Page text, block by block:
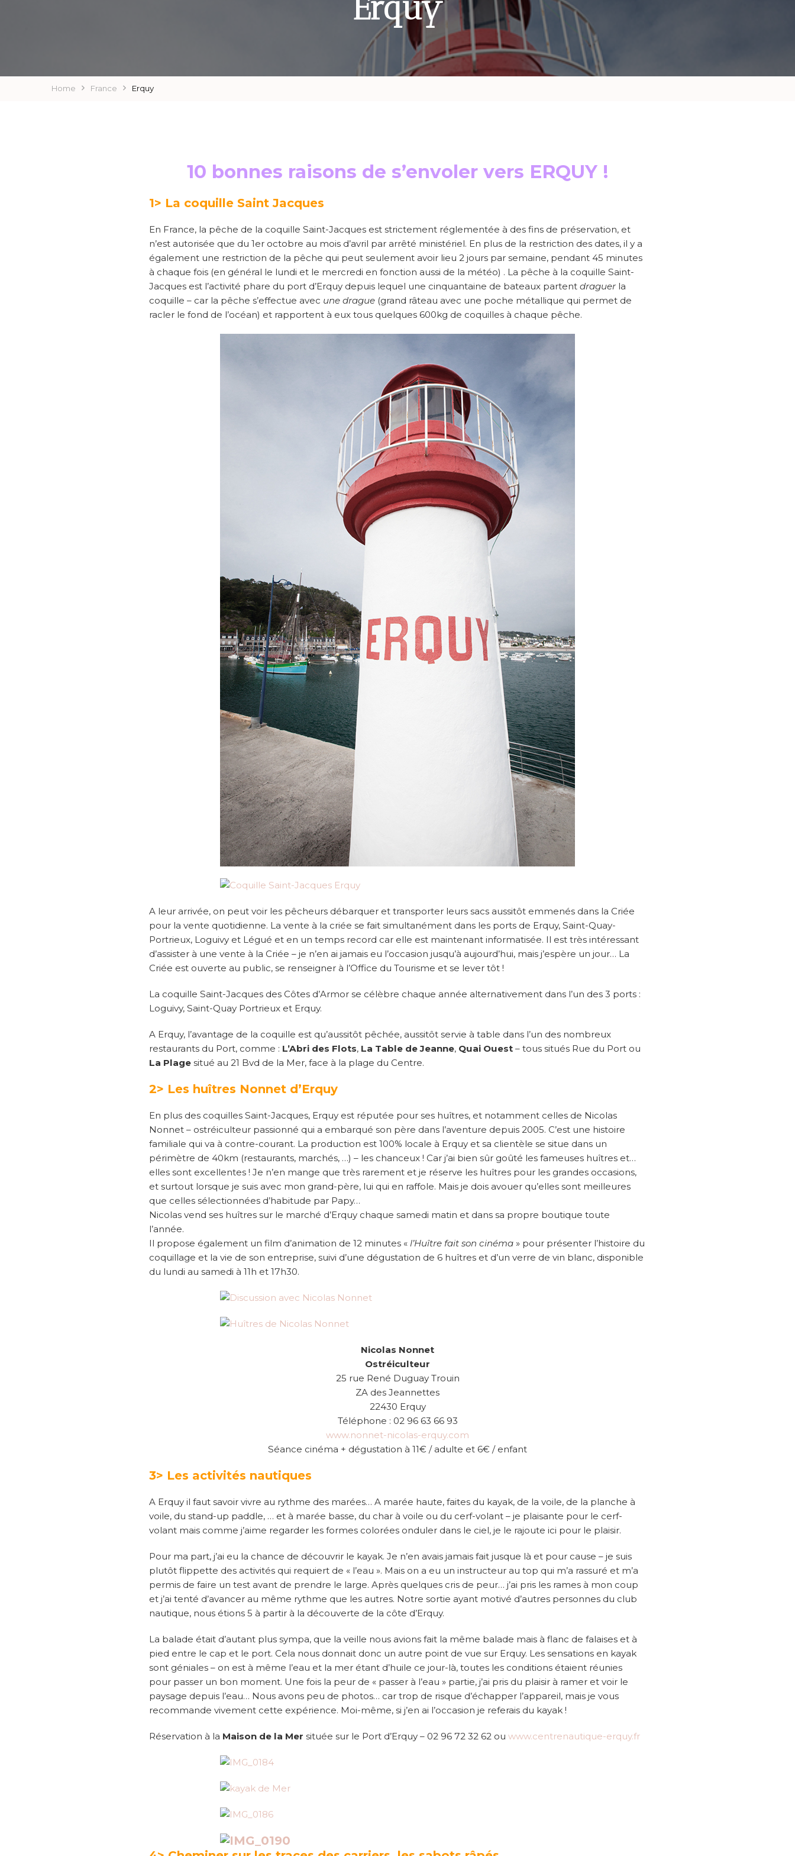
Erquy
Home France Erquy
10 bonnes raisons de s’envoler vers ERQUY !
1> La coquille Saint Jacques
En France, la pêche de la coquille Saint-Jacques est strictement réglementée à des fins de préservation, et
n’est autorisée que du 1er octobre au mois d’avril par arrêté ministériel. En plus de la restriction des dates, il y a
également une restriction de la pêche qui peut seulement avoir lieu 2 jours par semaine, pendant 45 minutes
à chaque fois (en général le lundi et le mercredi en fonction aussi de la météo) . La pêche à la coquille Saint-
Jacques est l’activité phare du port d’Erquy depuis lequel une cinquantaine de bateaux partent draguerla
coquille – car la pêche s’effectue avec une drague (grand râteau avec une poche métallique qui permet de
racler le fond de l’océan) et rapportent à eux tous quelques 600kg de coquilles à chaque pêche.
A leur arrivée, on peut voir les pêcheurs débarquer et transporter leurs sacs aussitôt emmenés dans la Criée
pour la vente quotidienne. La vente à la criée se fait simultanément dans les ports de Erquy, Saint-Quay-
Portrieux, Loguivy et Légué et en un temps record car elle est maintenant informatisée. Il est très intéressant
d’assister à une vente à la Criée – je n’en ai jamais eu l’occasion jusqu’à aujourd’hui, mais j’espère un jour… La
Criée est ouverte au public, se renseigner à l’Office du Tourisme et se lever tôt !
La coquille Saint-Jacques des Côtes d’Armor se célèbre chaque année alternativement dans l’un des 3 ports :
Loguivy, Saint-Quay Portrieux et Erquy.
A Erquy, l’avantage de la coquille est qu’aussitôt pêchée, aussitôt servie à table dans l’un des nombreux
restaurants du Port, comme : L’Abri des Flots, La Table de Jeanne, Quai Ouest – tous situés Rue du Port ou
La Plage situé au 21 Bvd de la Mer, face à la plage du Centre.
2> Les huîtres Nonnet d’Erquy
En plus des coquilles Saint-Jacques, Erquy est réputée pour ses huîtres, et notamment celles de Nicolas
Nonnet – ostréiculteur passionné qui a embarqué son père dans l’aventure depuis 2005. C’est une histoire
familiale qui va à contre-courant. La production est 100% locale à Erquy et sa clientèle se situe dans un
périmètre de 40km (restaurants, marchés, …) – les chanceux ! Car j’ai bien sûr goûté les fameuses huîtres et…
elles sont excellentes ! Je n’en mange que très rarement et je réserve les huîtres pour les grandes occasions,
et surtout lorsque je suis avec mon grand-père, lui qui en raffole. Mais je dois avouer qu’elles sont meilleures
que celles sélectionnées d’habitude par Papy…
Nicolas vend ses huîtres sur le marché d’Erquy chaque samedi matin et dans sa propre boutique toute
l’année.
Il propose également un film d’animation de 12 minutes « l’Huître fait son cinéma » pour présenter l’histoire du
coquillage et la vie de son entreprise, suivi d’une dégustation de 6 huîtres et d’un verre de vin blanc, disponible
du lundi au samedi à 11h et 17h30.
Nicolas Nonnet
Ostréiculteur
25 rue René Duguay Trouin
ZA des Jeannettes
22430 Erquy
Téléphone : 02 96 63 66 93
www.nonnet-nicolas-erquy.com
Séance cinéma + dégustation à 11€ / adulte et 6€ / enfant
3> Les activités nautiques
A Erquy il faut savoir vivre au rythme des marées… A marée haute, faites du kayak, de la voile, de la planche à
voile, du stand-up paddle, … et à marée basse, du char à voile ou du cerf-volant – je plaisante pour le cerf-
volant mais comme j’aime regarder les formes colorées onduler dans le ciel, je le rajoute ici pour le plaisir.
Pour ma part, j’ai eu la chance de découvrir le kayak. Je n’en avais jamais fait jusque là et pour cause – je suis
plutôt flippette des activités qui requiert de « l’eau ». Mais on a eu un instructeur au top qui m’a rassuré et m’a
permis de faire un test avant de prendre le large. Après quelques cris de peur… j’ai pris les rames à mon coup
et j’ai tenté d’avancer au même rythme que les autres. Notre sortie ayant motivé d’autres personnes du club
nautique, nous étions 5 à partir à la découverte de la côte d’Erquy.
La balade était d’autant plus sympa, que la veille nous avions fait la même balade mais à flanc de falaises et à
pied entre le cap et le port. Cela nous donnait donc un autre point de vue sur Erquy. Les sensations en kayak
sont géniales – on est à même l’eau et la mer étant d’huile ce jour-là, toutes les conditions étaient réunies
pour passer un bon moment. Une fois la peur de « passer à l’eau » partie, j’ai pris du plaisir à ramer et voir le
paysage depuis l’eau… Nous avons peu de photos… car trop de risque d’échapper l’appareil, mais je vous
recommande vivement cette expérience. Moi-même, si j’en ai l’occasion je referais du kayak !
Réservation à la Maison de la Mer située sur le Port d’Erquy – 02 96 72 32 62 ou www.centrenautique-erquy.fr